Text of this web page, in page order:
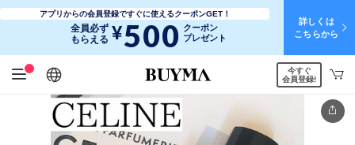
アプリからの会員登録ですぐに使えるクーポンGET！
全員必ず
もらえる ¥500 クーポン
プレゼント
詳しくは
こちらから
日本語
English
简体中文
繁體中文
今すぐ
会員登録!